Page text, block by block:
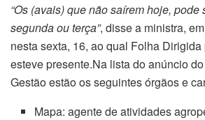
“Os (avais) que não saírem hoje,
segunda ou terça”, disse a ministra,
nesta sexta, 16, ao qual Folha
esteve presente.Na lista do anúncio
Gestão estão os seguintes órgãos e
Mapa: agente de atividades